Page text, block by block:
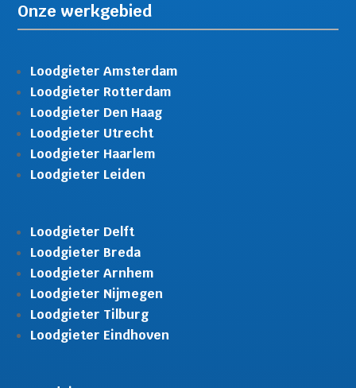
Onze werkgebied
Loodgieter Amsterdam
Loodgieter Rotterdam
Loodgieter Den Haag
Loodgieter Utrecht
Loodgieter Haarlem
Loodgieter Leiden
Loodgieter Delft
Loodgieter Breda
Loodgieter Arnhem
Loodgieter Nijmegen
Loodgieter Tilburg
Loodgieter Eindhoven